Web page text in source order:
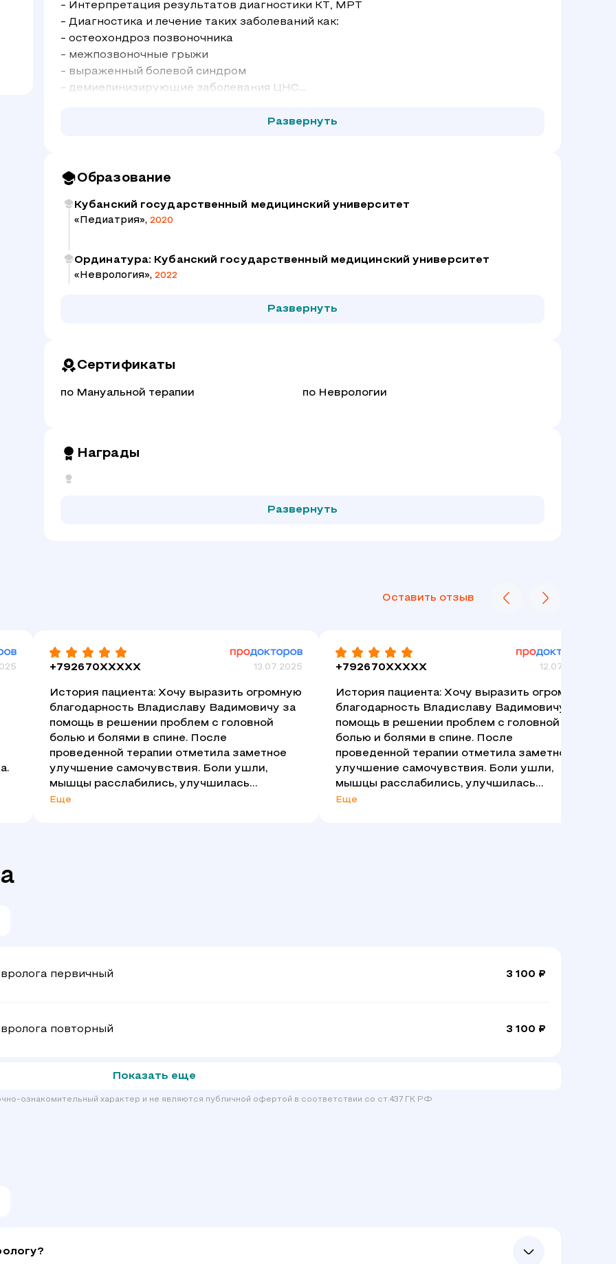
- Интерпретация результатов диагностики КТ, МРТ
- Диагностика и лечение таких заболеваний как:
- остеохондроз позвоночника
- межпозвоночные грыжи
- выраженный болевой синдром
- демиелинизирующие заболевания ЦНС
Развернуть
Образование
Кубанский государственный медицинский университет
«Педиатрия», 2020
Ординатура: Кубанский государственный медицинский университет
«Неврология», 2022
Развернуть
Сертификаты
по Мануальной терапии по Неврологии
Награды
Развернуть
Оставить отзыв
+792670XXXXX 13.07.2025
История пациента: Хочу выразить огромную
благодарность Владиславу Вадимовичу за
помощь в решении проблем с головной
болью и болями в спине. После
проведенной терапии отметила заметное
улучшение самочувствия. Боли ушли,
мышцы расслабились, улучшилась
подвижность суставов. Чуткий,
Еще
+792670XXXXX 12.07.2025
История пациента: Хочу выразить огромную
благодарность Владиславу Вадимовичу за
помощь в решении проблем с головной
болью и болями в спине. После
проведенной терапии отметила заметное
улучшение самочувствия. Боли ушли,
мышцы расслабились, улучшилась
подвижность суставов. Чуткий,
Еще
первичный 3 100 ₽
повторный 3 100 ₽
Показать еще
ознакомительный характер и не являются публичной офертой в соответствии со ст.437 ГК РФ